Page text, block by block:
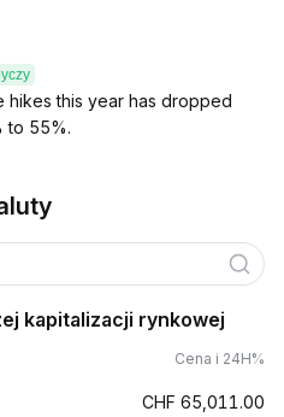
hikes this year has dropped
to 55%.
kapitalizacji rynkowej
Cena i 24H%
CHF 65,011.00